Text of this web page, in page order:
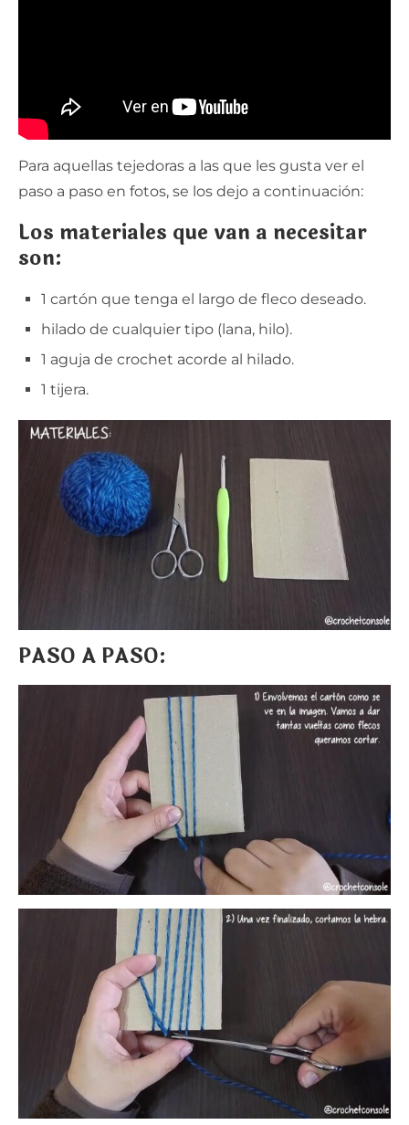
Para aquellas tejedoras a las que les gusta ver el
paso a paso en fotos, se los dejo a continuación:
Los materiales que van a necesitar
son:
1 cartón que tenga el largo de fleco deseado.
hilado de cualquier tipo (lana, hilo).
1 aguja de crochet acorde al hilado.
1 tijera.
PASO A PASO: